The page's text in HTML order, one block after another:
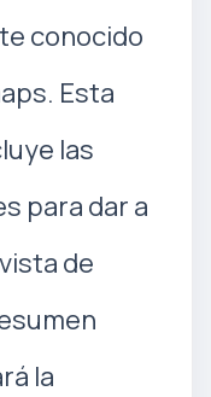
conocido
Esta
las
para dar a
de
la